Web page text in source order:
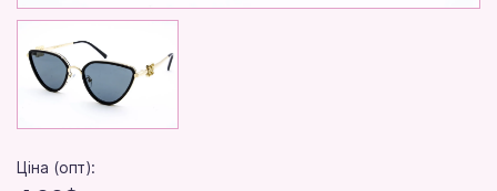
Ціна (опт):